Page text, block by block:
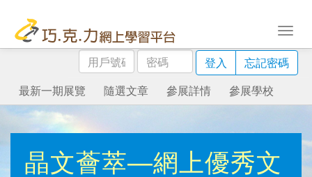
用
戶
號
碼
密
碼
登入
忘記密碼
最新一期展覽
隨選文章 參展詳情 參展學校
晶文薈萃—網上優秀文